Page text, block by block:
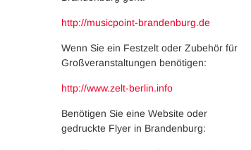
http://musicpoint-brandenburg.de
Wenn Sie ein Festzelt oder Zubehör für
Großveranstaltungen benötigen:
http://www.zelt-berlin.info
Benötigen Sie eine Website oder
gedruckte Flyer in Brandenburg: